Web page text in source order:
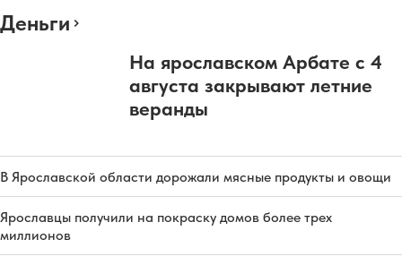
Деньги
На ярославском Арбате с 4
августа закрывают летние
веранды
В Ярославской области дорожали мясные продукты и овощи
Ярославцы получили на покраску домов более трех
миллионов